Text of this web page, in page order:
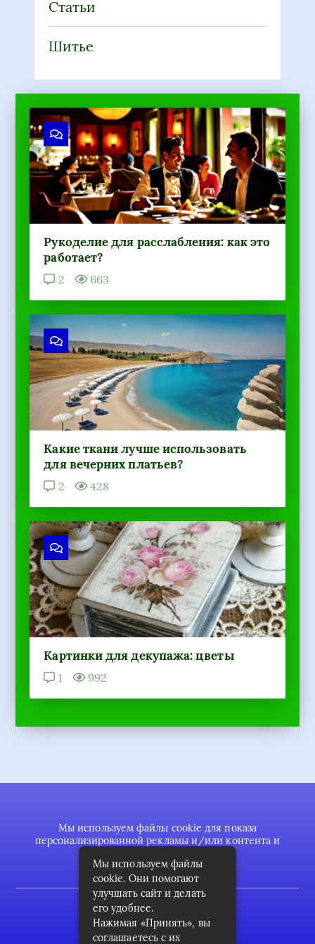
Шитье
Рукоделие для расслабления: как это
работает?
2 663
Какие ткани лучше использовать
для вечерних платьев?
2 428
Картинки для декупажа: цветы
1 992
персонализированной рекламы и/или контента и
анализа нашего трафика.
2022 © pykodelki.ru
Карта сайта
Контакты
Мы используем файлы
cookie. Они помогают
улучшать сайт и делать
его удобнее.
Нажимая «Принять», вы
соглашаетесь с их